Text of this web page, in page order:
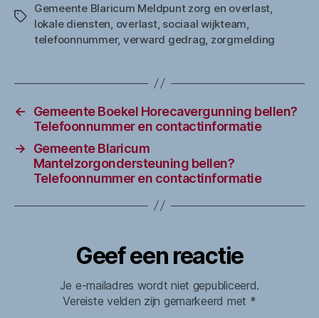
Tags
Gemeente Blaricum Meldpunt zorg en overlast
lokale diensten overlast, sociaal wijkteam
telefoonnummer, verward gedrag zorgmelding
←
Gemeente Boekel Horecavergunning bellen?
Telefoonnummer en contactinformatie
→
Gemeente Blaricum
Mantelzorgondersteuning bellen?
Telefoonnummer en contactinformatie
Geef een reactie
Je e-mailadres wordt niet gepubliceerd.
Vereiste velden zijn gemarkeerd met *